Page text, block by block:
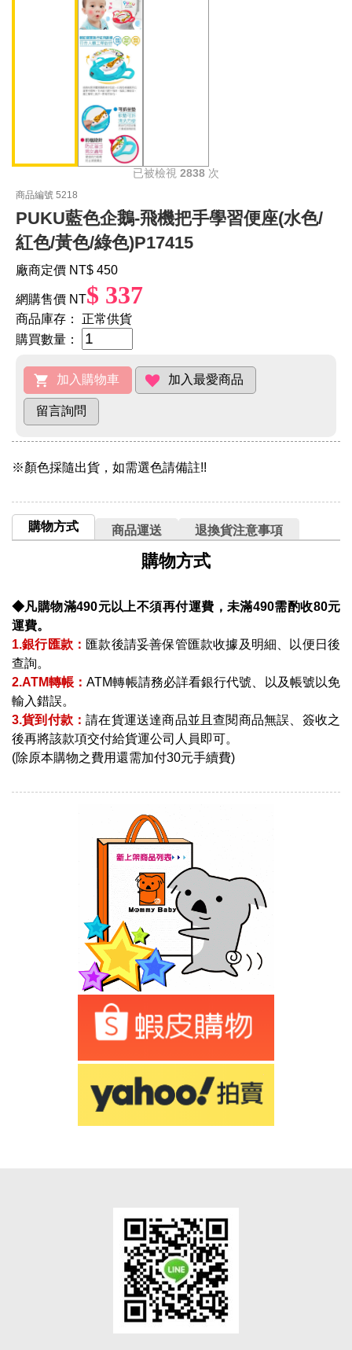
已被檢視 2838 次
商品編號 5218
PUKU藍色企鵝-飛機把手學習便座(水色/
紅色/黃色/綠色)P17415
廠商定價 NT$ 450
網購售價 NT$ 337
商品庫存：
正常供貨
購買數量：
※顏色採隨出貨，如需選色請備註!!
購物方式 商品運送 退換貨注意事項
購物方式
◆凡購物滿490元以上不須再付運費，未滿490需酌收80元
運費。
1.銀行匯款： 匯款後請妥善保管匯款收據及明細、以便日後
查詢。
2.ATM轉帳：ATM轉帳請務必詳看銀行代號、以及帳號以免
輸入錯誤。
3.貨到付款：請在貨運送達商品並且查閱商品無誤、簽收之
後再將該款項交付給貨運公司人員即可。
(除原本購物之費用還需加付30元手續費)